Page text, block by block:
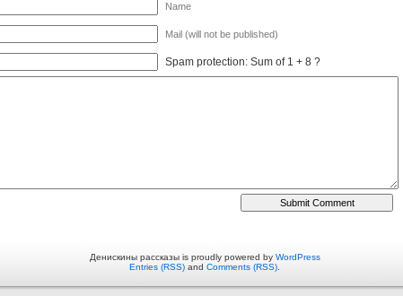
Name
Mail (will not be published)
Spam protection: Sum of 1 + 8 ?
Денискины рассказы is proudly powered by WordPress
Entries (RSS) and Comments (RSS)